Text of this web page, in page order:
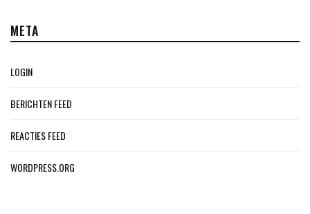
META
LOGIN
BERICHTEN FEED
REACTIES FEED
WORDPRESS.ORG